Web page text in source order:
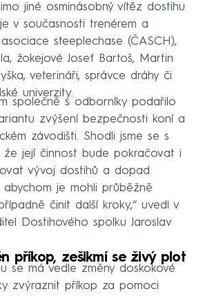
jiné osminásobný vítěz dostihu
v současnosti trenérem a
steeplechase (ČASCH),
žokejové Josef Bartoš, Martin
veterináři, správce dráhy či
univerzity.
společně s odborníky podařilo
zvýšení bezpečnosti koní a
závodišti. Shodli jsme se s
že její činnost bude pokračovat i
vývoj dostihů a dopad
je mohli průběžně
činit další kroky,“ uvedl v
Dostihového spolku Jaroslav
příkop, zešikmí se živý plot
se má vedle změny doskokové
zvýraznit příkop za pomoci